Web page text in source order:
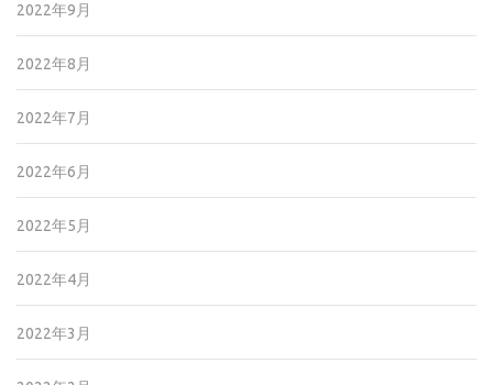
2022年9月
2022年8月
2022年7月
2022年6月
2022年5月
2022年4月
2022年3月